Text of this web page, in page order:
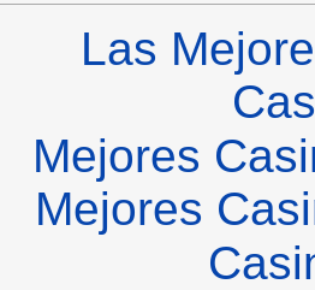
Las
Mejores
Mejores